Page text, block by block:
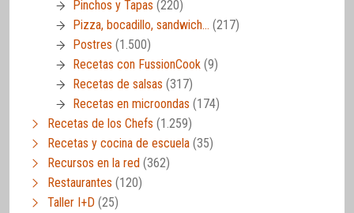
Pinchos y Tapas (220)
Pizza, bocadillo, sandwich… (217)
Postres (1.500)
Recetas con FussionCook (9)
Recetas de salsas (317)
Recetas en microondas (174)
Recetas de los Chefs (1.259)
Recetas y cocina de escuela (35)
Recursos en la red (362)
Restaurantes (120)
Taller I+D (25)